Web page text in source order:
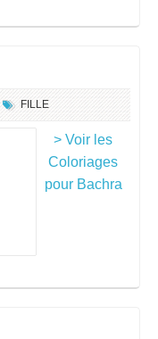
FILLE
> Voir les
Coloriages
pour Bachra